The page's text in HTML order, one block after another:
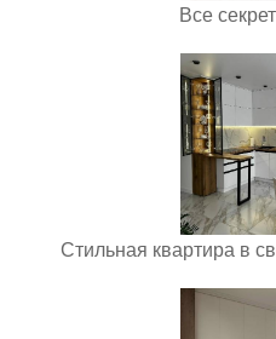
Все
Стильная квартира в